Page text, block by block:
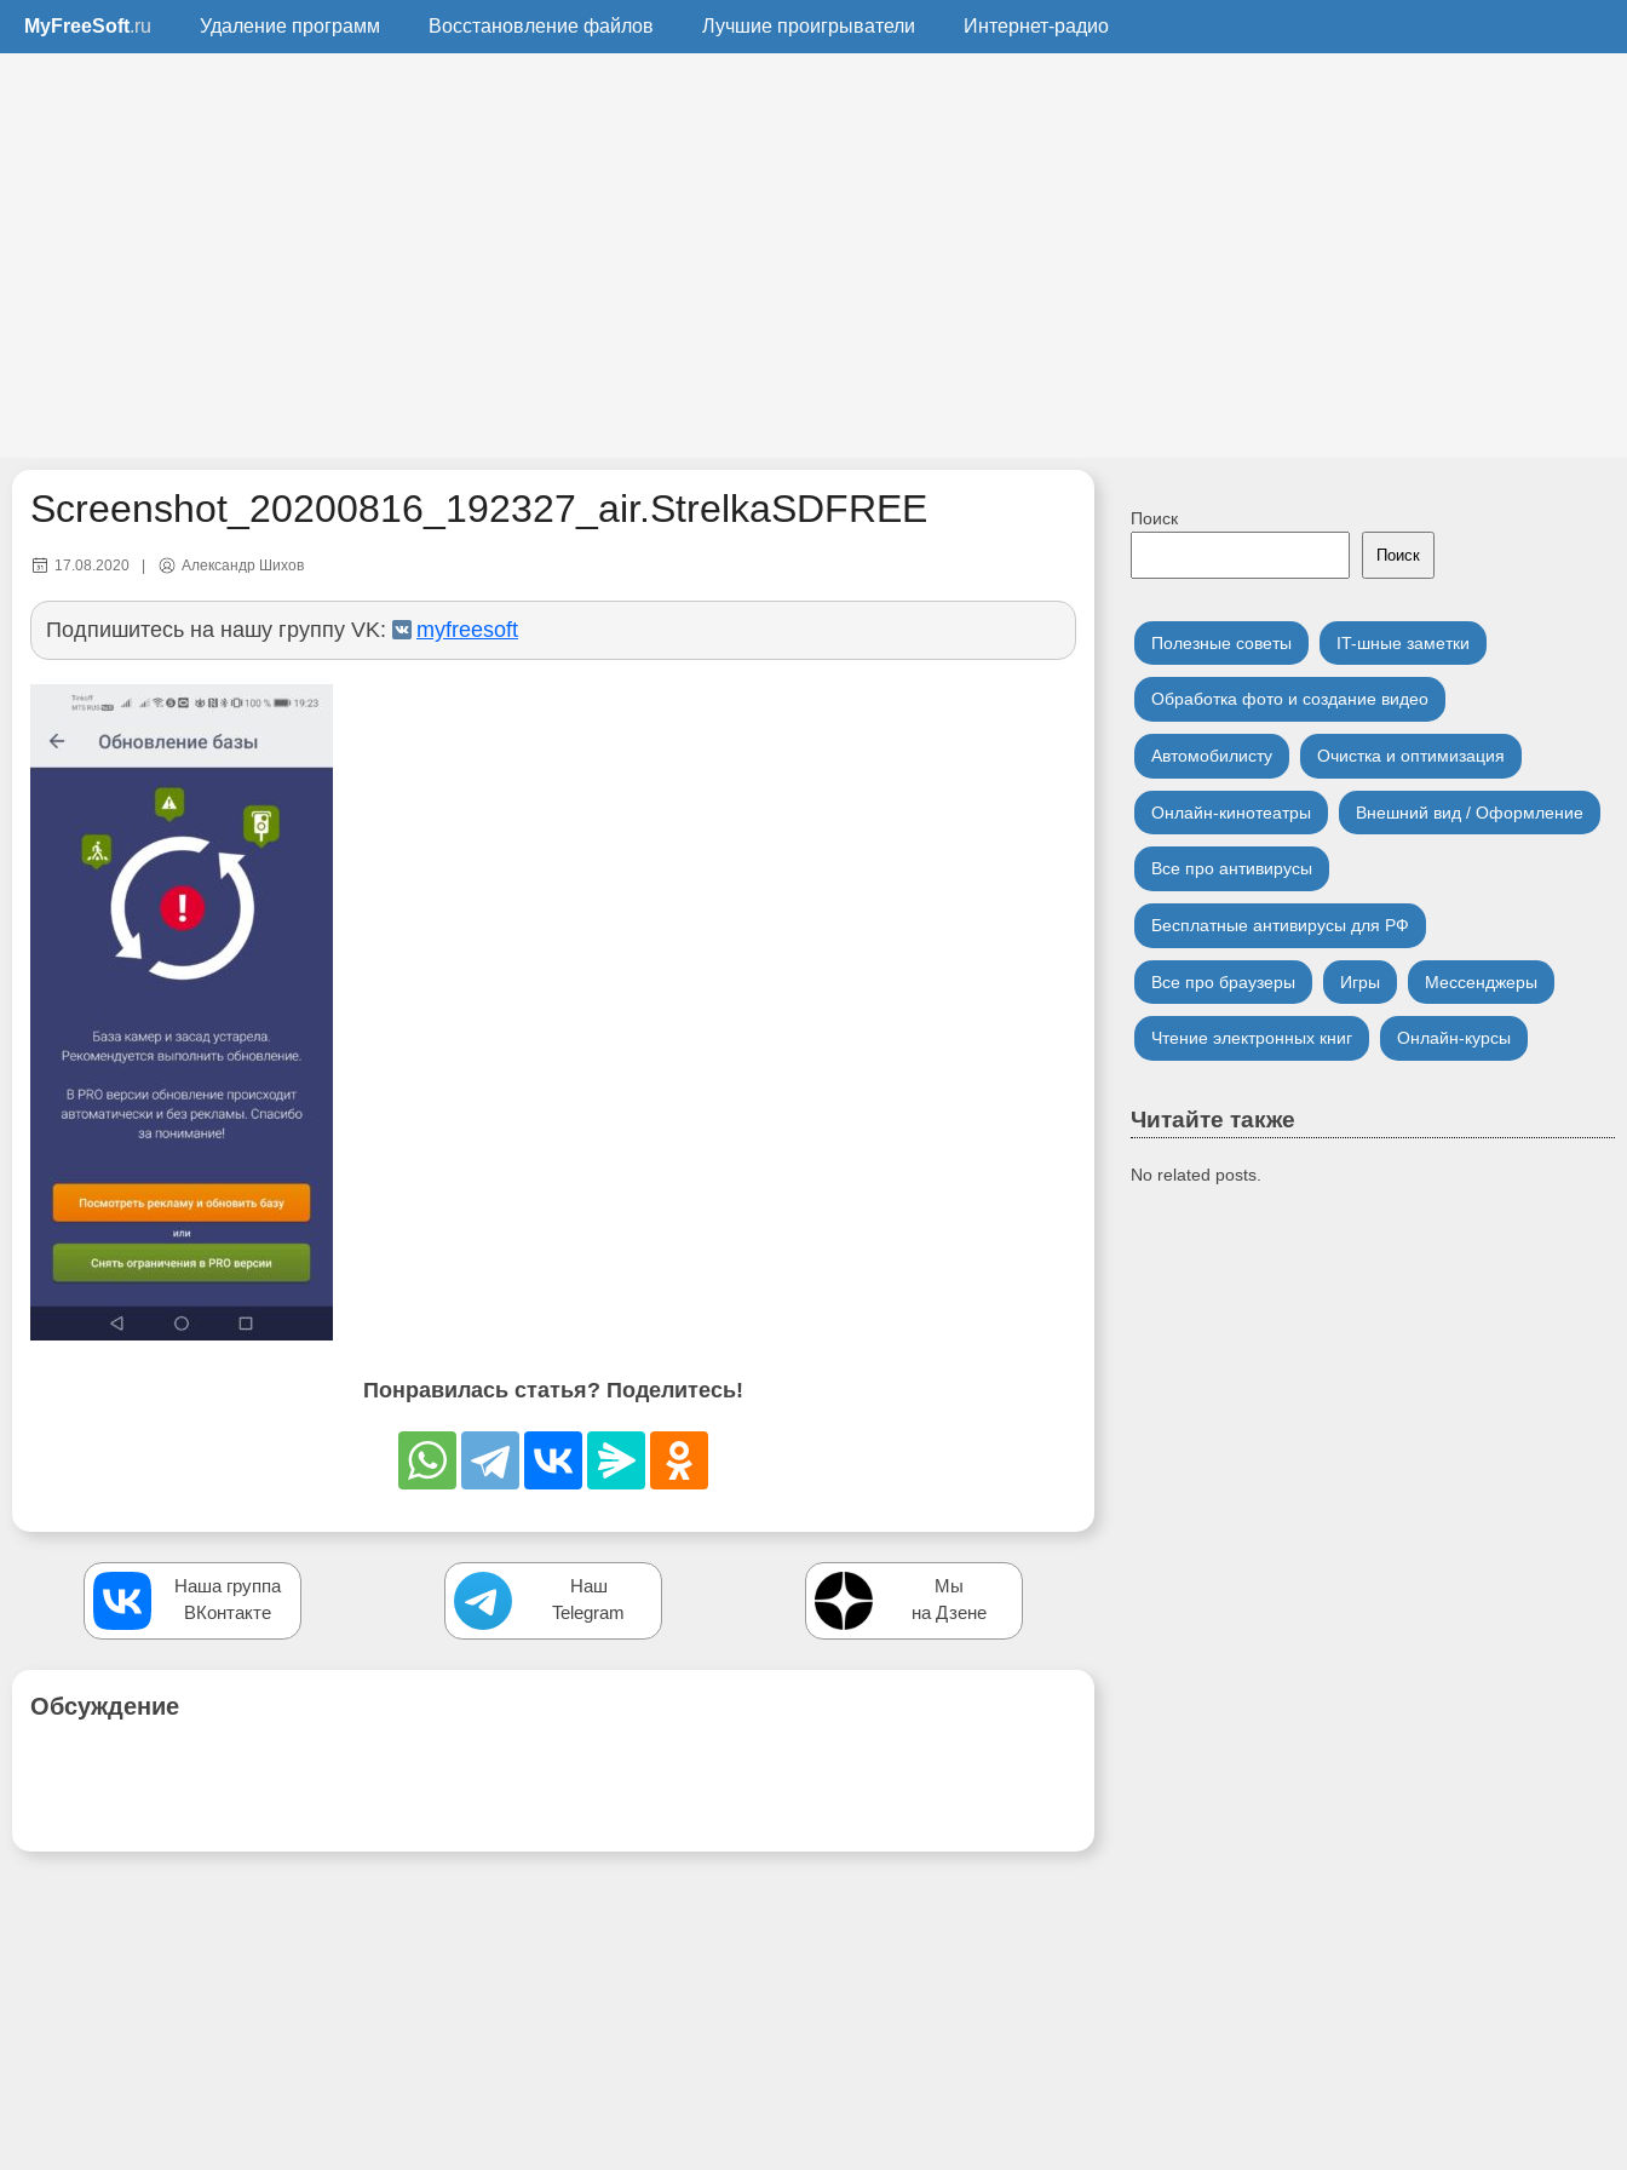
MyFreeSoft.ru Удаление программ Восстановление файлов Лучшие проигрыватели Интернет-радио
Screenshot_20200816_192327_air.StrelkaSDFREE
17.08.2020 | Александр Шихов
Подпишитесь на нашу группу VK: myfreesoft
Понравилась статья? Поделитесь!
Наша группа
ВКонтакте
Наш
Telegram
Мы
на Дзене
Обсуждение
Поиск
Поиск
Полезные советы IT-шные заметки
Обработка фото и создание видео
Автомобилисту Очистка и оптимизация
Онлайн-кинотеатры Внешний вид / Оформление
Все про антивирусы
Бесплатные антивирусы для РФ
Все про браузеры Игры Мессенджеры
Чтение электронных книг Онлайн-курсы
Читайте также
No related posts.